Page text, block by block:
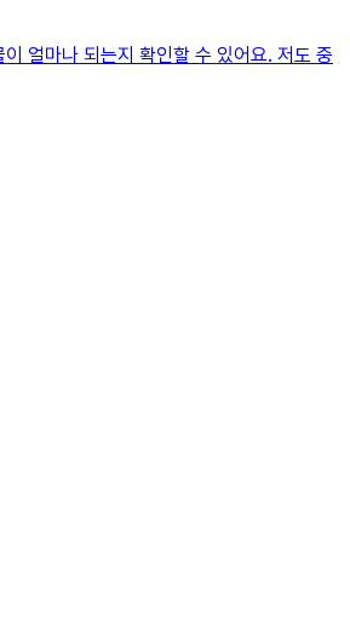
얼마나 되는지 확인할 수 있어요. 저도 중